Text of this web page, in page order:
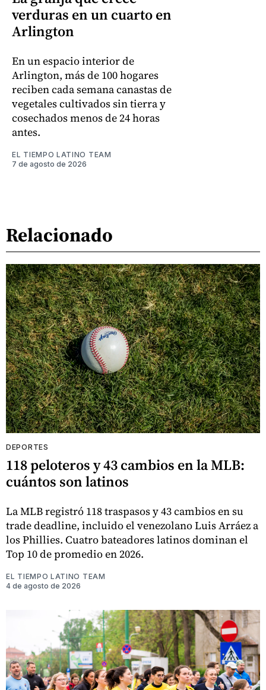
verduras en un cuarto en
Arlington
En un espacio interior de
Arlington, más de 100 hogares
reciben cada semana canastas de
vegetales cultivados sin tierra y
cosechados menos de 24 horas
antes.
EL TIEMPO LATINO TEAM
7 de agosto de 2026
Relacionado
DEPORTES
118 peloteros y 43 cambios en la MLB:
cuántos son latinos
La MLB registró 118 traspasos y 43 cambios en su
trade deadline, incluido el venezolano Luis Arráez a
los Phillies. Cuatro bateadores latinos dominan el
Top 10 de promedio en 2026.
EL TIEMPO LATINO TEAM
4 de agosto de 2026